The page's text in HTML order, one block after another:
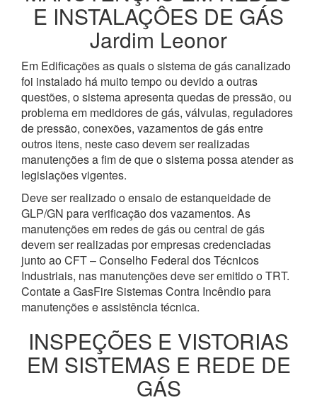
E INSTALAÇÔES DE GÁS
Jardim Leonor
Em Edificações as quais o sistema de gás canalizado
foi instalado há muito tempo ou devido a outras
questões, o sistema apresenta quedas de pressão, ou
problema em medidores de gás, válvulas, reguladores
de pressão, conexões, vazamentos de gás entre
outros itens, neste caso devem ser realizadas
manutenções a fim de que o sistema possa atender as
legislações vigentes.
Deve ser realizado o ensaio de estanqueidade de
GLP/GN para verificação dos vazamentos. As
manutenções em redes de gás ou central de gás
devem ser realizadas por empresas credenciadas
junto ao CFT – Conselho Federal dos Técnicos
Industriais, nas manutenções deve ser emitido o TRT.
Contate a GasFire Sistemas Contra Incêndio para
manutenções e assistência técnica.
INSPEÇÕES E VISTORIAS
EM SISTEMAS E REDE DE
GÁS